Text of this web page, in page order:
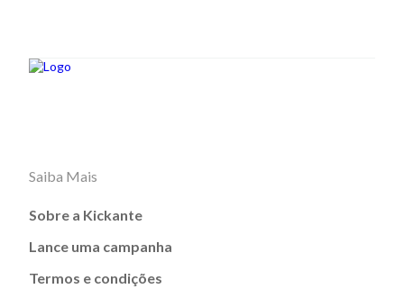
Saiba Mais
Sobre a Kickante
Lance uma campanha
Termos e condições